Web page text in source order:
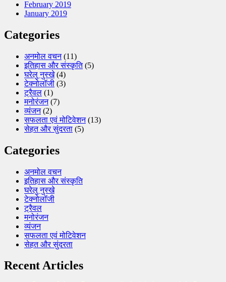
February 2019
January 2019
Categories
अनमोल वचन(11)
इतिहास और संस्कृति(5)
घरेलु नुस्खे(4)
टेक्नोलॉजी (3)
ट्रैवल (1)
मनोरंजन(7)
व्यंजन(2)
सफलता एवं मोटिवेशन(13)
सेहत और सुंदरता (5)
Categories
अनमोल वचन
इतिहास और संस्कृति
घरेलु नुस्खे
टेक्नोलॉजी
ट्रैवल
मनोरंजन
व्यंजन
सफलता एवं मोटिवेशन
सेहत और सुंदरता
Recent Articles